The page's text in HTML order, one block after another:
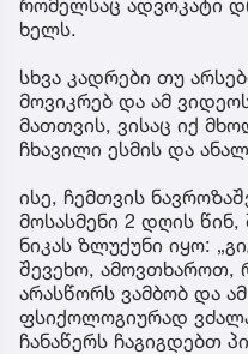
ხელს.
სხვა კადრები თუ
მოვიკრებ და ამ
მათთვის, ვისაც იქ
ჩხავილი ესმის და
ისე, ჩემთვის
მოსასმენი 2 დღის
ნიკას ზლუქუნი იყო:
შევეხო, ამოვთხაროთ,
არასწორს ვამბობ და
ფსიქოლოგიურად
ჩანაწერს ჩაგიგდებთ